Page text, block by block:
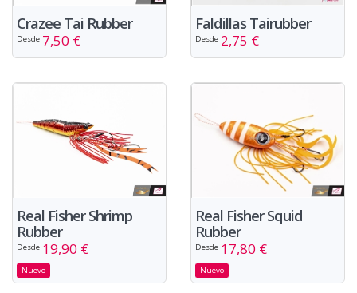
Crazee Tai Rubber
Desde 7,50 €
Faldillas Tairubber
Desde 2,75 €
Real Fisher Shrimp
Rubber
Desde 19,90 €
Nuevo
Real Fisher Squid
Rubber
Desde 17,80 €
Nuevo